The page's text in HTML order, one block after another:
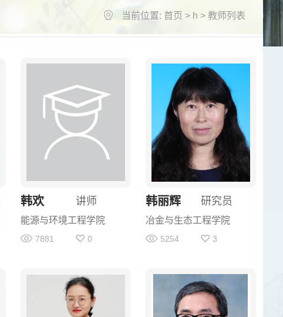
当前位置: 首页 > h > 教师列表
讲师
韩欢
能源与环境工程学院
7881 0
研究员
韩丽辉
冶金与生态工程学院
5254 3